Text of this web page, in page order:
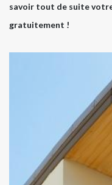
savoir tout de suite
gratuitement !